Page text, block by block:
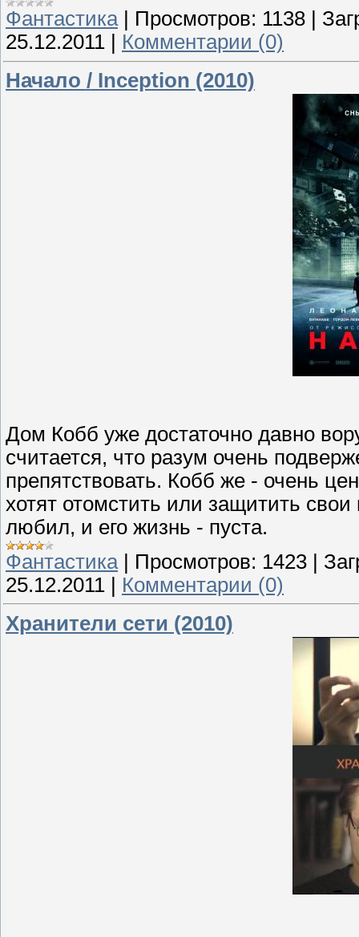
Фантастика| Просмотров: 1138
25.12.2011
Комментарии (0)
Начало / Inception (2010)
Дом Кобб уже достаточно давно
считается, что разум очень
препятствовать. Кобб же - очень
хотят отомстить или защитить
любил, и его жизнь - пуста.
Фантастика| Просмотров: 1423
25.12.2011
Комментарии (0)
Хранители сети (2010)